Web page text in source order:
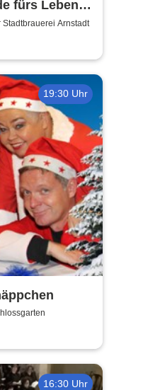
fürs Leben -
die ganzeArnstadt
19:30 Uhr
16:30 Uhr